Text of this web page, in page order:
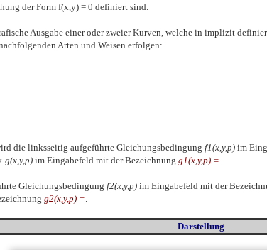
der Formf(x,y) = 0 definiert sind.
Ausgabe einer oder zweier Kurven, welche in implizit
Arten und Weisen erfolgen:
die linksseitig aufgeführte Gleichungsbedingung f1(x,y,p) im
g(x,y,p) im Eingabefeld mit der Bezeichnung g1(x,y,p) =
Gleichungsbedingung f2(x,y,p) im Eingabefeld mit der
g2(x,y,p) =
Darstellung